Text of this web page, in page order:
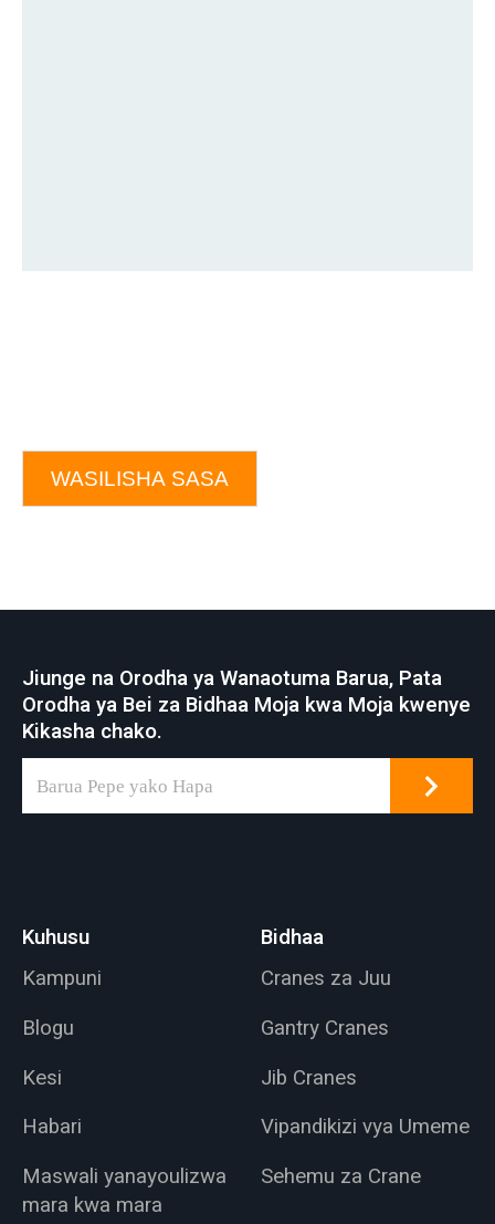
WASILISHA SASA
Jiunge na Orodha ya Wanaotuma Barua, Pata
Orodha ya Bei za Bidhaa Moja kwa Moja kwenye
Kikasha chako.
Kuhusu
Kampuni
Blogu
Kesi
Habari
Maswali yanayoulizwa
mara kwa mara
Bidhaa
Cranes za Juu
Gantry Cranes
Jib Cranes
Vipandikizi vya Umeme
Sehemu za Crane